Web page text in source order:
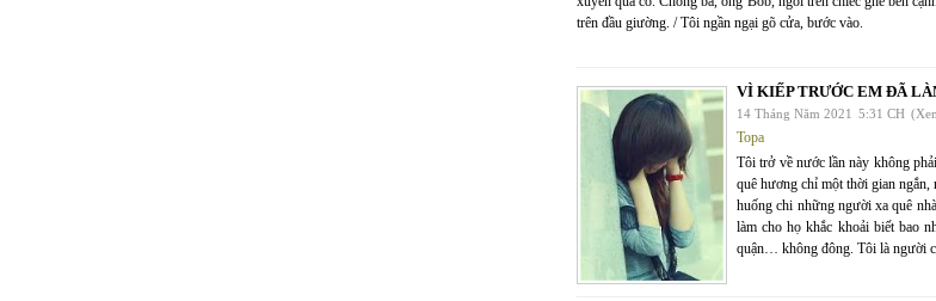
trên đầu giường. / Tôi ngần ngại gõ cửa, bước vào.
VÌ KIẾP TRƯỚC EM ĐÃ
14 Tháng Năm 2021 5:31 CH
Topa
Tôi trở về nước lần này không
quê hương chỉ một thời gian
huống chi những người xa quê
làm cho họ khắc khoải biết bao
quận… không đông. Tôi là người